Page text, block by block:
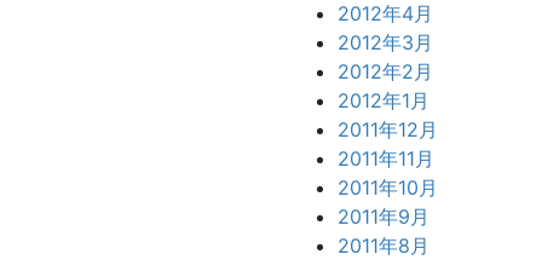
2012年4月
2012年3月
2012年2月
2012年1月
2011年12月
2011年11月
2011年10月
2011年9月
2011年8月